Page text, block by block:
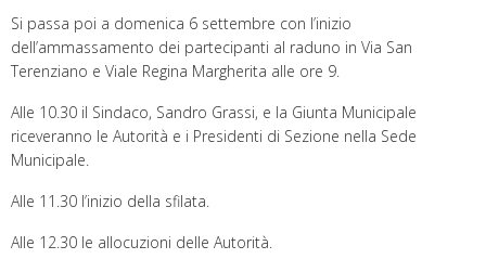
Si passa poi a domenica 6 settembre con l’inizio
dell’ammassamento dei partecipanti al raduno in Via San
Terenziano e Viale Regina Margherita alle ore 9.
Alle 10.30 il Sindaco, Sandro Grassi, e la Giunta Municipale
riceveranno le Autorità e i Presidenti di Sezione nella Sede
Municipale.
Alle 11.30 l’inizio della sfilata.
Alle 12.30 le allocuzioni delle Autorità.